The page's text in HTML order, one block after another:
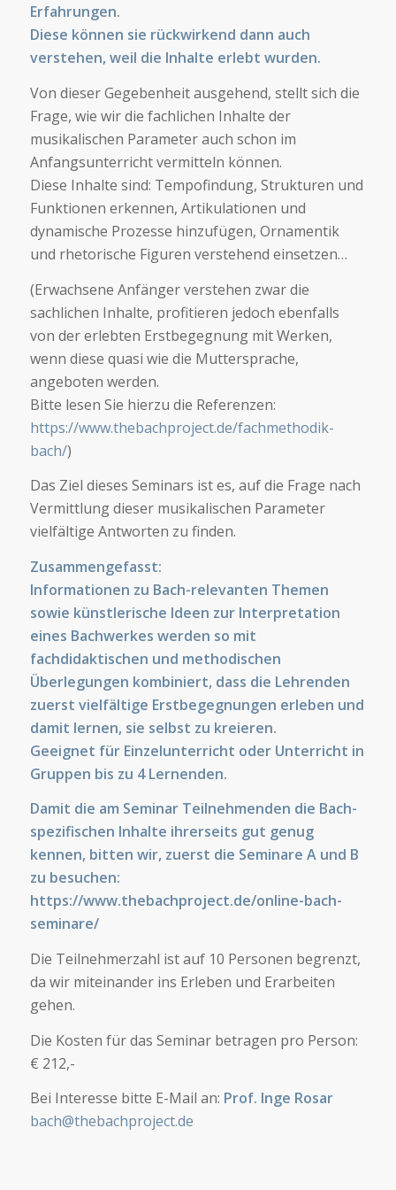
Erfahrungen.
Diese können sie rückwirkend dann auch
verstehen, weil die Inhalte erlebt wurden.
Von dieser Gegebenheit ausgehend, stellt sich die
Frage, wie wir die fachlichen Inhalte der
musikalischen Parameter auch schon im
Anfangsunterricht vermitteln können.
Diese Inhalte sind: Tempofindung, Strukturen und
Funktionen erkennen, Artikulationen und
dynamische Prozesse hinzufügen, Ornamentik
und rhetorische Figuren verstehend einsetzen…
(Erwachsene Anfänger verstehen zwar die
sachlichen Inhalte, profitieren jedoch ebenfalls
von der erlebten Erstbegegnung mit Werken,
wenn diese quasi wie die Muttersprache,
angeboten werden.
Bitte lesen Sie hierzu die Referenzen:
https://www.thebachproject.de/fachmethodik-
bach/)
Das Ziel dieses Seminars ist es, auf die Frage nach
Vermittlung dieser musikalischen Parameter
vielfältige Antworten zu finden.
Zusammengefasst:
Informationen zu Bach-relevanten Themen
sowie künstlerische Ideen zur Interpretation
eines Bachwerkes werden so mit
fachdidaktischen und methodischen
Überlegungen kombiniert, dass die Lehrenden
zuerst vielfältige Erstbegegnungen erleben und
damit lernen, sie selbst zu kreieren.
Geeignet für Einzelunterricht oder Unterricht in
Gruppen bis zu 4 Lernenden.
Damit die am Seminar Teilnehmenden die Bach-
spezifischen Inhalte ihrerseits gut genug
kennen, bitten wir, zuerst die Seminare A und B
zu besuchen:
https://www.thebachproject.de/online-bach-
seminare/
Die Teilnehmerzahl ist auf 10 Personen begrenzt,
da wir miteinander ins Erleben und Erarbeiten
gehen.
Die Kosten für das Seminar betragen pro Person:
€ 212,-
Bei Interesse bitte E-Mail an: Prof. Inge Rosar
bach@thebachproject.de